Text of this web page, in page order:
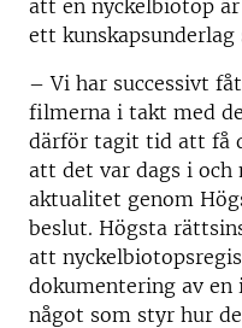
att en nyckelbiotop
ett kunskapsunderlag
– Vi har successivt
filmerna i takt med
därför tagit tid att få
att det var dags i
aktualitet genom
beslut. Högsta
att
dokumentering av en
något som styr hur